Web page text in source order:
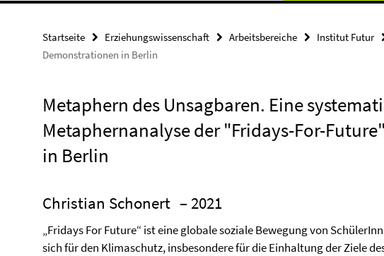
Startseite Erziehungswissenschaft Arbeitsbereiche Institut Futur
Demonstrationen in Berlin
Metaphern des Unsagbaren. Eine
Metaphernanalyse der "Fridays-For-
in Berlin
Christian Schonert – 2021
„Fridays For Future“ ist eine globale soziale Bewegung von
sich für den Klimaschutz, insbesondere für die Einhaltung der Ziele